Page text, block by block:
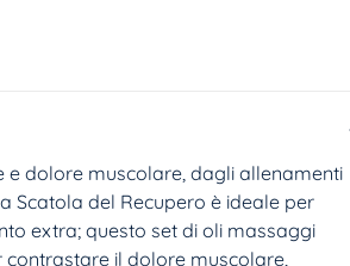
e dolore muscolare, dagli allenamenti
Scatola del Recupero è ideale per
extra; questo set di oli massaggi
il dolore muscolare,